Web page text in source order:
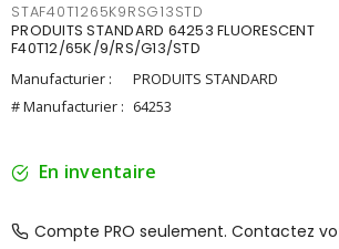
STAF40T1265K9RSG13STD
PRODUITS STANDARD 64253 FLUORESCENT
F40T12/65K/9/RS/G13/STD
Manufacturier :
PRODUITS STANDARD
# Manufacturier : 64253
En inventaire
Compte PRO seulement. Contactez